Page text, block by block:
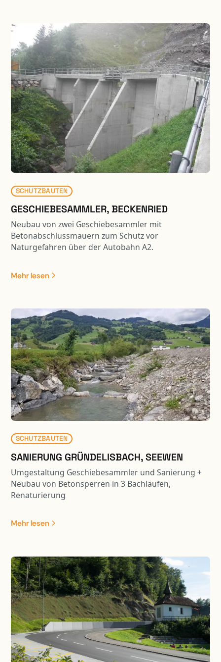
mit spektakulärer Lage auf dem Bergkamm. Die
Fundation des Neubaus wurde inmitten der steil
abfallenden Bergflanke erstellt. Zudem wurden u.a.
die Bergstation der Kehrsiten-Bürgenstock
Standseilbahn, ein Kino, ein Shop sowie ein Ballroom
mit sehr grossen Spannweiten integriert. Beim
Alpine SPA wurde die Tragstruktur des ehemaligen
Gebäude umgebaut und grosszügig erweitert. Dabei
waren zahlreiche Unterfangungen, Spezialaushübe
und unkonventionelle Sicherungen der Tragstruktur
erforderlich. Zudem wurde ein Stollen unter dem
bestehenden Gebäude erstellt.
SCHUTZBAUTEN
GESCHIEBESAMMLER, BECKENRIED
Neubau von zwei Geschiebesammler mit
Betonabschlussmauern zum Schutz vor
Naturgefahren über der Autobahn A2.
Mehr lesen
SCHUTZBAUTEN
SANIERUNG GRÜNDELISBACH, SEEWEN
Umgestaltung Geschiebesammler und Sanierung +
Neubau von Betonsperren in 3 Bachläufen,
Renaturierung
Mehr lesen